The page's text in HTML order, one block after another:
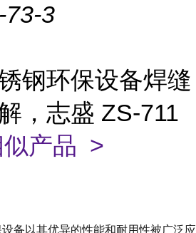
73-3
钢环保设备焊缝
，志盛 ZS-711
似产品 >
备以其优异的性能和耐用性被广泛应